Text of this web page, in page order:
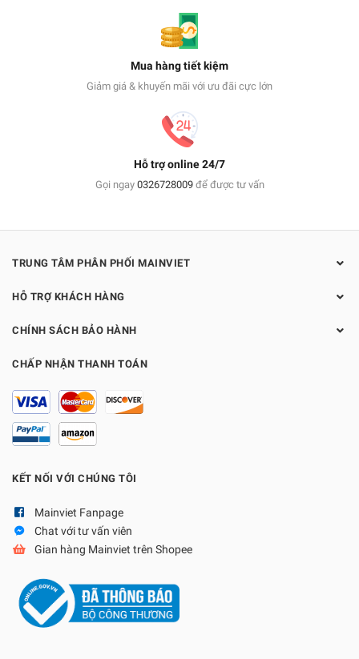
Mua hàng tiết kiệm
Giảm giá & khuyến mãi với ưu đãi cực lớn
Hỗ trợ online 24/7
Gọi ngay 0326728009để được tư vấn
TRUNG TÂM PHÂN PHỐI MAINVIET
HỖ TRỢ KHÁCH HÀNG
CHÍNH SÁCH BẢO HÀNH
CHẤP NHẬN THANH TOÁN
KẾT NỐI VỚI CHÚNG TÔI
Mainviet Fanpage
Chat với tư vấn viên
Gian hàng Mainviet trên Shopee